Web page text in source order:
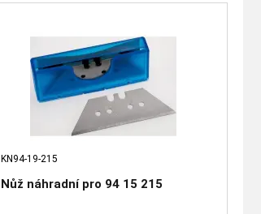
KN94-19-215
Nůž náhradní pro 94 15 215